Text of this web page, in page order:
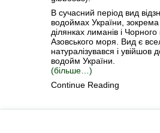
В сучасний період вид
водоймах України, зокрема
ділянках лиманів і
Азовського моря. Вид є
натуралізувався і увійшов
водойм України.
(більше…)
Continue Reading